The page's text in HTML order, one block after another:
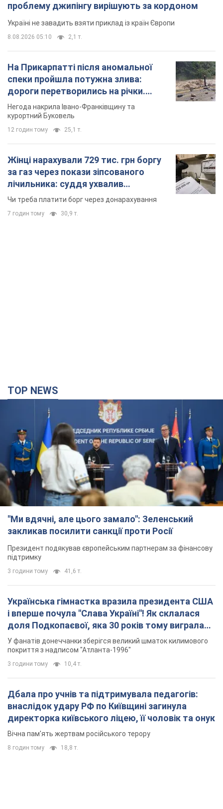
проблему джипінгу вирішують за кордоном
Україні не завадить взяти приклад із країн Європи
8.08.2026 05:10 2,1 т.
На Прикарпатті після аномальної
спеки пройшла потужна злива:
дороги перетворились на річки.
Відео
Негода накрила Івано-Франківщину та
курортний Буковель
12 годин тому 25,1 т.
Жінці нарахували 729 тис. грн боргу
за газ через покази зіпсованого
лічильника: суддя ухвалив
неочікуване рішення
Чи треба платити борг через донарахування
7 годин тому 30,9 т.
TOP NEWS
"Ми вдячні, але цього замало": Зеленський
закликав посилити санкції проти Росії
Президент подякував європейським партнерам за фінансову
підтримку
3 години тому 41,6 т.
Українська гімнастка вразила президента США
і вперше почула "Слава Україні"! Як склалася
доля Подкопаєвої, яка 30 років тому виграла
"золото" Олімпіади
У фанатів донеччанки зберігся великий шматок килимового
покриття з надписом "Атланта-1996"
3 години тому 10,4 т.
Дбала про учнів та підтримувала педагогів:
внаслідок удару РФ по Київщині загинула
директорка київського ліцею, її чоловік та онук
Вічна пам'ять жертвам російського терору
8 годин тому 18,8 т.